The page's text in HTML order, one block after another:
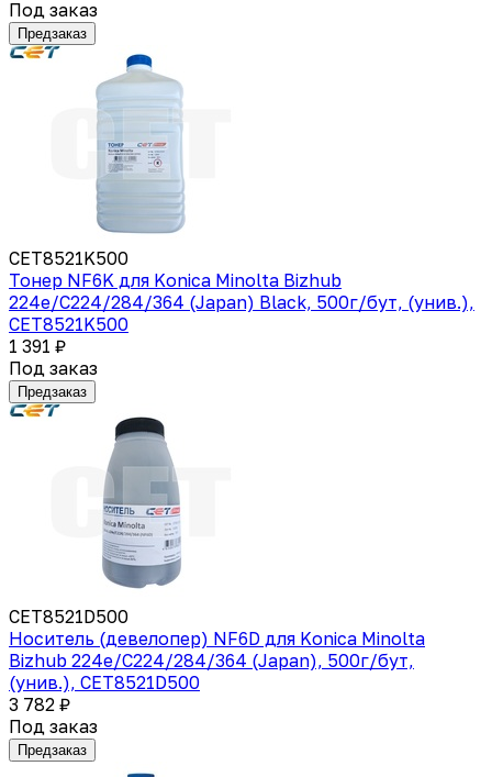
Под заказ
Предзаказ
CET8521K500
Тонер NF6K для Konica Minolta Bizhub
224e/C224/284/364 (Japan) Black, 500г/бут, (унив.),
CET8521K500
1 391 ₽
Под заказ
Предзаказ
CET8521D500
Носитель (девелопер) NF6D для Konica Minolta
Bizhub 224e/C224/284/364 (Japan), 500г/бут,
(унив.), CET8521D500
3 782 ₽
Под заказ
Предзаказ